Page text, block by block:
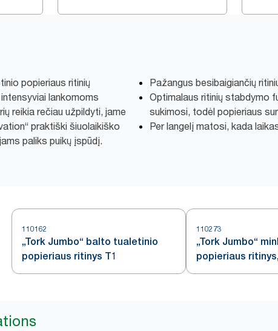
popieriaus ritinių
lankomoms
reikia rečiau užpildyti, jame
praktiški šiuolaikiško
paliks puikų įspūdį.
Pažangus besibaigiančių
Optimalaus ritinių stabdymo
sukimosi, todėl popieriaus
Per langelį matosi, kada
110162
„Tork Jumbo“ balto tualetinio
popieriaus ritinys T1
110273
„Tork Jumbo“
popieriaus